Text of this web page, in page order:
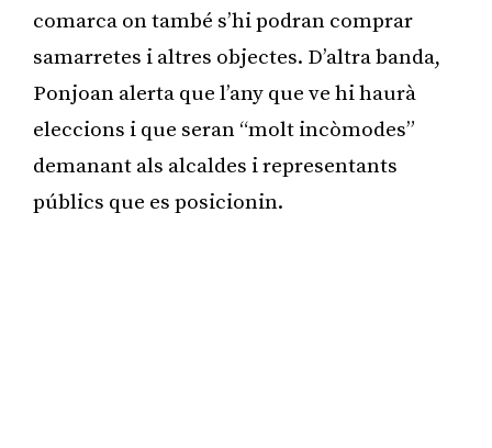
comarca on també s’hi podran comprar
samarretes i altres objectes. D’altra banda,
Ponjoan alerta que l’any que ve hi haurà
eleccions i que seran “molt incòmodes”
demanant als alcaldes i representants
públics que es posicionin.